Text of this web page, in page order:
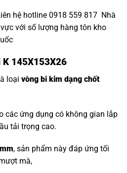
hệ hotline 0918 559 817 Nhà
với số lượng hàng tôn kho
145X153X26
loại vòng bi kim dạng chốt
các ứng dụng có không gian lắp
tải trọng cao.
, sản phẩm này đáp ứng tối
mà,